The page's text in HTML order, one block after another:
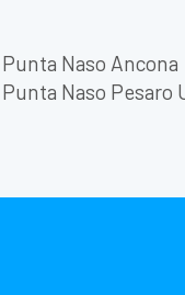
Punta Naso Ancona
Punta Naso Pesaro